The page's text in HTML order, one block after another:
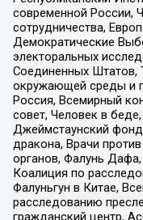
современной России,
сотрудничества,
Демократические
электоральных
Соединенных Штатов,
окружающей среды и
Россия, Всемирный
совет, Человек в
Джеймстаунский
дракона, Врачи
органов, Фалунь Дафа,
Коалиция по
Фалуньгун в Китае,
расследованию
гражданский центр,